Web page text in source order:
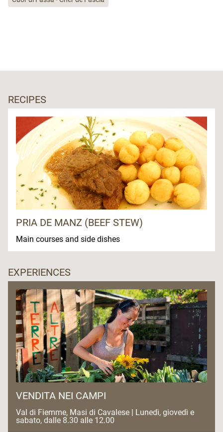
RECIPES
PRIA DE MANZ (BEEF STEW)
Main courses and side dishes
EXPERIENCES
VENDITA NEI CAMPI
Val di Fiemme, Masi di Cavalese | Lunedì, giovedì e
sabato, dalle 8.30 alle 12.00